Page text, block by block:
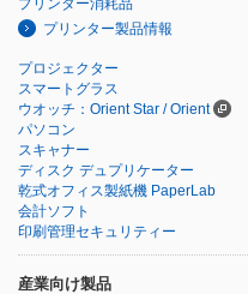
プリンター消耗品
プリンター製品情報
プロジェクター
スマートグラス
ウオッチ：Orient Star / Orient
パソコン
スキャナー
ディスク デュプリケーター
乾式オフィス製紙機 PaperLab
会計ソフト
印刷管理セキュリティー
産業向け製品